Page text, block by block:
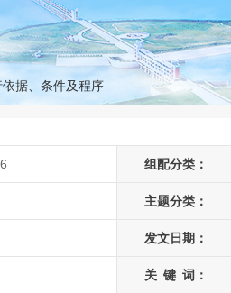
据、条件及程序
组配分类：
主题分类：
发文日期：
关 键 词：